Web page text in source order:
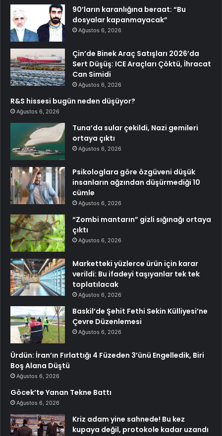
90’ların karanlığına beraat: “Bu
dosyalar kapanmayacak”
Ağustos 6, 2026
Çin’de Binek Araç Satışları 2026’da
Sert Düşüş: ICE Araçları Çöktü, İhracat
Can Simidi
Ağustos 6, 2026
R&S hissesi bugün neden düşüyor?
Ağustos 6, 2026
Tuna’da sular çekildi, Nazi gemileri
ortaya çıktı
Ağustos 6, 2026
Psikologlara göre özgüveni düşük
insanların ağzından düşürmediği 10
cümle
Ağustos 6, 2026
“Zombi mantarın” gizli sığınağı ortaya
çıktı
Ağustos 6, 2026
Marketteki yüzlerce ürün için karar
verildi: Bu ifadeyi taşıyanlar tek tek
toplatılacak
Ağustos 6, 2026
Baskil’de Şehit Fethi Sekin Külliyesi’ne
Çevre Düzenlemesi
Ağustos 6, 2026
Ürdün: İran’ın Fırlattığı 4 Füzeden 3’ünü Engelledik, Biri
Boş Alana Düştü
Ağustos 6, 2026
Göcek’te Yanan Tekne Battı
Ağustos 6, 2026
Kriz adam yine sahnede! Bu kez
kupaya değil, protokole kadar uzandı